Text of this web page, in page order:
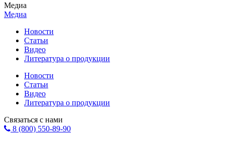
Медиа
Медиа
Новости
Статьи
Видео
Литература о продукции
Новости
Статьи
Видео
Литература о продукции
Связаться с нами
8 (800) 550-89-90